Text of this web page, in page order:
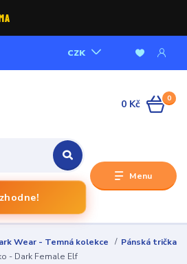
Menu
CZK
0
0 Kč
Wear - Temná kolekce
Pánská trička
- Dark Female Elf